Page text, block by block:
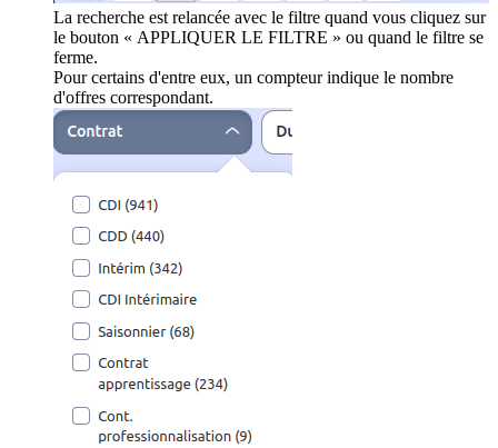
La recherche est relancée avec le filtre quand vous cliquez sur
le bouton « APPLIQUER LE FILTRE » ou quand le filtre se
ferme.
Pour certains d'entre eux, un compteur indique le nombre
d'offres correspondant.